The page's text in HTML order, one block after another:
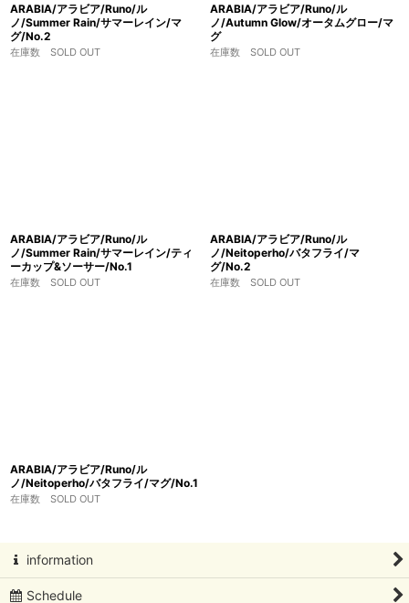
ARABIA/アラビア/Runo/ル
ノ/Summer Rain/サマーレイン/マ
グ/No.2
在庫数 SOLD OUT
ARABIA/アラビア/Runo/ル
ノ/Autumn Glow/オータムグロー/マ
グ
在庫数 SOLD OUT
ARABIA/アラビア/Runo/ル
ノ/Summer Rain/サマーレイン/ティ
ーカップ&ソーサー/No.1
在庫数 SOLD OUT
ARABIA/アラビア/Runo/ル
ノ/Neitoperho/バタフライ/マ
グ/No.2
在庫数 SOLD OUT
ARABIA/アラビア/Runo/ル
ノ/Neitoperho/バタフライ/マグ/No.1
在庫数 SOLD OUT
information
Schedule